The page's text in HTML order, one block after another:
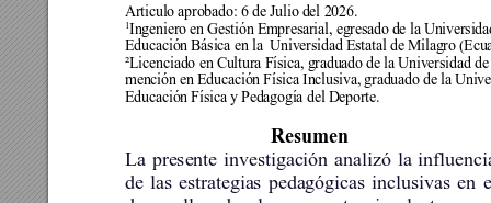
Articulo aprobado: 6 de Julio del 2026.
1Ingeniero en Gestión Empresarial, egresado de la
Educación Básica en la  Universidad Estatal de Milagro
²Licenciado en Cultura Física, graduado de la Universidad de
mención en Educación Física Inclusiva, graduado de la
Educación Física y Pedagogía del Deporte.
Resumen
La presente investigación analizó la
de las estrategias pedagógicas inclusivas en